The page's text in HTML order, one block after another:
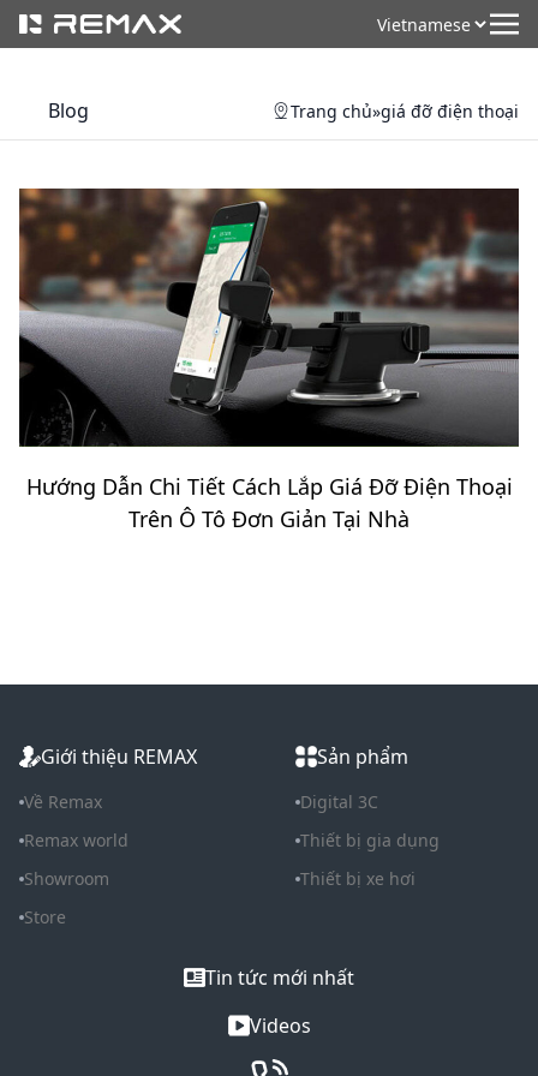
Blog Trang chủ»giá đỡ điện thoại
Hướng Dẫn Chi Tiết Cách Lắp Giá Đỡ Điện Thoại
Trên Ô Tô Đơn Giản Tại Nhà
Giới thiệu REMAX
Về Remax
Remax world
Showroom
Store
Sản phẩm
Digital 3C
Thiết bị gia dụng
Thiết bị xe hơi
Tin tức mới nhất
Videos